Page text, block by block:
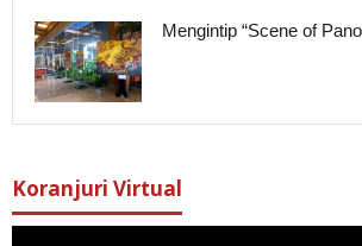
Mengintip “Scene of
Koranjuri Virtual